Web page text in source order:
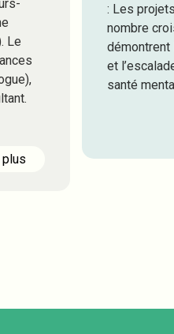
: Les
nombre
démontrent
et
santé
Le
plus